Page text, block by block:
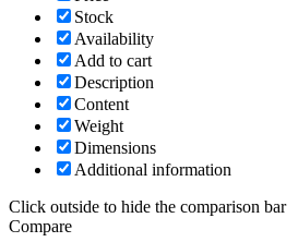
Stock
Availability
Add to cart
Description
Content
Weight
Dimensions
Additional information
Click outside to hide the comparison bar
Compare